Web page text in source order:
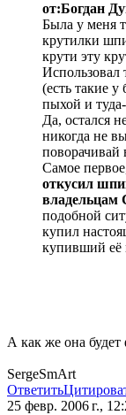
от:Богдан
Была у меня
крутилки
крути эту
Использовал
(есть такие
пыхой и
Да, остался
никогда не
поворачивай
Самое
откусил
владельцам
подобной
купил
купивший её
А как же она будет
SergeSmArt
Ответить
25 февр. 2006 г.,